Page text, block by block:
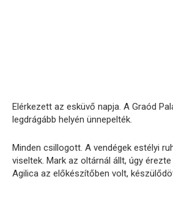
Elérkezett az esküvő napja. A Graód
legdrágább helyén ünnepelték.
Minden csillogott. A vendégek estélyi
viseltek. Mark az oltárnál állt, úgy
Agilica az előkészítőben volt,